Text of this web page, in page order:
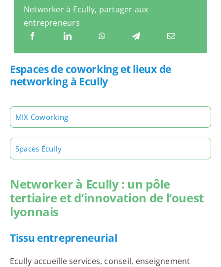
Networker à Ecully, partager aux
entrepreneurs
Espaces de coworking et lieux de
networking à Ecully
MIX Coworking
Spaces Écully
Networker à Ecully : un pôle
tertiaire et d’innovation de l’ouest
lyonnais
Tissu entrepreneurial
Ecully accueille services, conseil, enseignement